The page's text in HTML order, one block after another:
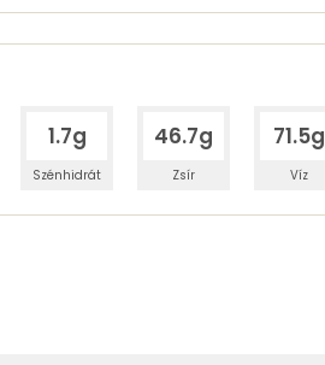
1.7g
Szénhidrát
46.7g
Zsír
71.5g
Víz